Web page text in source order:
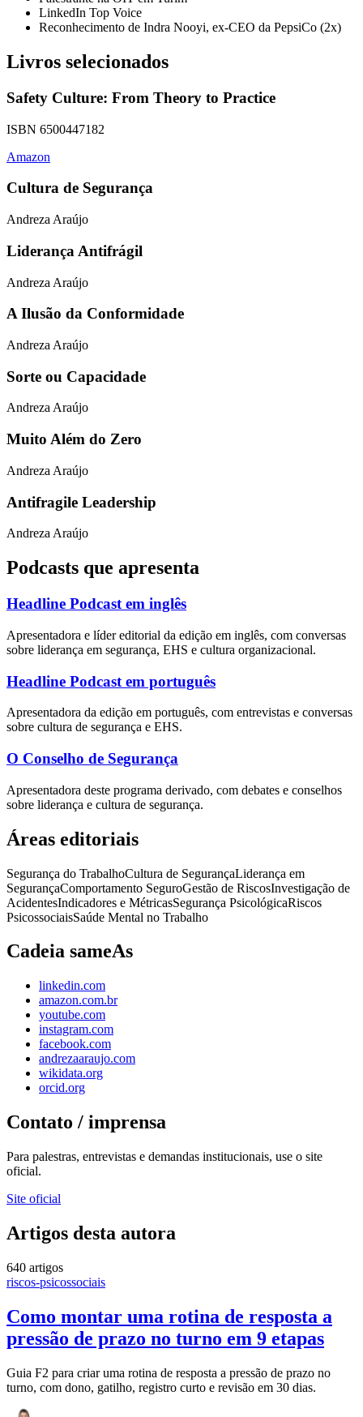
LinkedIn Top Voice
Reconhecimento de Indra Nooyi, ex-CEO da PepsiCo (2x)
Livros selecionados
Safety Culture: From Theory to Practice
ISBN 6500447182
Amazon
Cultura de Segurança
Andreza Araújo
Liderança Antifrágil
Andreza Araújo
A Ilusão da Conformidade
Andreza Araújo
Sorte ou Capacidade
Andreza Araújo
Muito Além do Zero
Andreza Araújo
Antifragile Leadership
Andreza Araújo
Podcasts que apresenta
Headline Podcast em inglês
Apresentadora e líder editorial da edição em inglês, com conversas
sobre liderança em segurança, EHS e cultura organizacional.
Headline Podcast em português
Apresentadora da edição em português, com entrevistas e conversas
sobre cultura de segurança e EHS.
O Conselho de Segurança
Apresentadora deste programa derivado, com debates e conselhos
sobre liderança e cultura de segurança.
Áreas editoriais
Segurança do TrabalhoCultura de SegurançaLiderança em
SegurançaComportamento SeguroGestão de RiscosInvestigação de
AcidentesIndicadores e MétricasSegurança PsicológicaRiscos
PsicossociaisSaúde Mental no Trabalho
Cadeia sameAs
linkedin.com
amazon.com.br
youtube.com
instagram.com
facebook.com
andrezaaraujo.com
wikidata.org
orcid.org
Contato / imprensa
Para palestras, entrevistas e demandas institucionais, use o site
oficial.
Site oficial
Artigos desta autora
640 artigos
riscos-psicossociais
Como montar uma rotina de resposta a
pressão de prazo no turno em 9 etapas
Guia F2 para criar uma rotina de resposta a pressão de prazo no
turno, com dono, gatilho, registro curto e revisão em 30 dias.